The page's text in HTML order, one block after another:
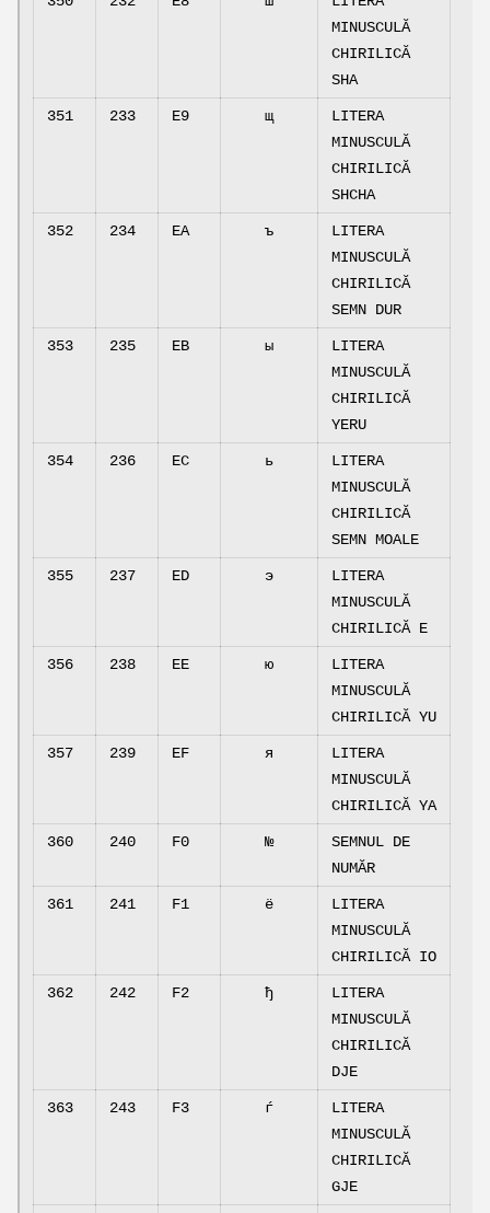
MINUSCULĂ
CHIRILICĂ
SHA
351 233 E9 щ
LITERA
MINUSCULĂ
CHIRILICĂ
SHCHA
352 234 EA ъ
LITERA
MINUSCULĂ
CHIRILICĂ
SEMN DUR
353 235 EB ы
LITERA
MINUSCULĂ
CHIRILICĂ
YERU
354 236 EC ь
LITERA
MINUSCULĂ
CHIRILICĂ
SEMN MOALE
355 237 ED э
LITERA
MINUSCULĂ
CHIRILICĂ E
356 238 EE ю
LITERA
MINUSCULĂ
CHIRILICĂ YU
357 239 EF я
LITERA
MINUSCULĂ
CHIRILICĂ YA
360 240 F0 №
SEMNUL DE
NUMĂR
361 241 F1 ё
LITERA
MINUSCULĂ
CHIRILICĂ IO
362 242 F2 ђ
LITERA
MINUSCULĂ
CHIRILICĂ
DJE
363 243 F3 ѓ
LITERA
MINUSCULĂ
CHIRILICĂ
GJE